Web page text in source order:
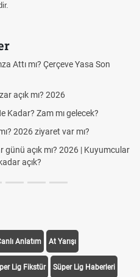
Attı mı? Çerçeve Yasa Son
açık mı? 2026
Kadar? Zam mı gelecek?
2026 ziyaret var mı?
açık mı? 2026 | Kuyumcular
açık?
Anlatım At Yarışı
Lig Fikstür Süper Lig Haberleri